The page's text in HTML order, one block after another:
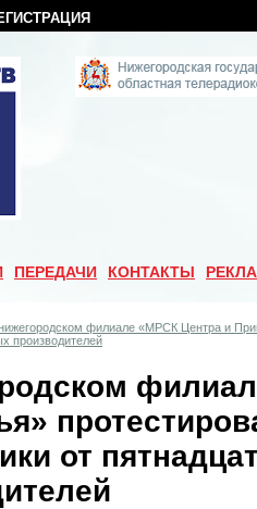
ПЕРЕДАЧИ КОНТАКТЫ
филиале «МРСК Центра и
производителей
от